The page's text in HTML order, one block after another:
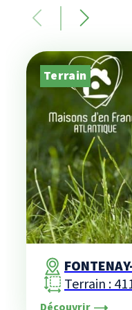
Terrain
Terrain :